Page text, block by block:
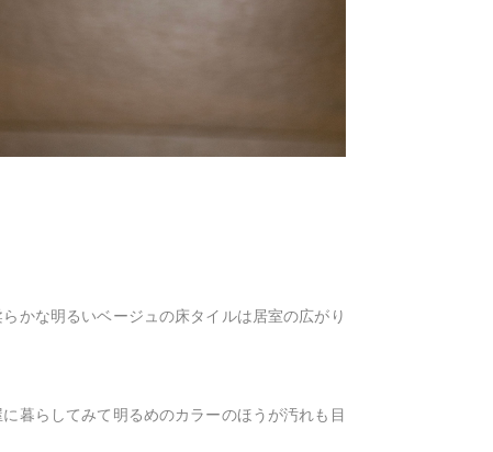
かな明るいベージュの床タイルは居室の広がり
暮らしてみて明るめのカラーのほうが汚れも目